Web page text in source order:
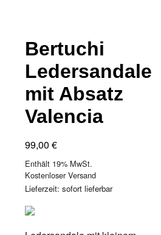
Bertuchi
Ledersandale
mit Absatz
Valencia
99,00 €
Enthält 19% MwSt.
Kostenloser Versand
Lieferzeit: sofort lieferbar